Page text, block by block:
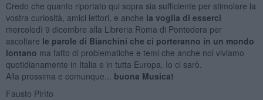
Credo che quanto riportato qui sopra sia sufficiente per stimolare la
vostra curiosità, amici lettori, e anche la voglia di esserci
mercoledì 9 dicembre alla Libreria Roma di Pontedera per
ascoltare le parole di Bianchini che ci porteranno in un mondo
lontano ma fatto di problematiche e temi che anche noi viviamo
quotidianamente in Italia e in tutta Europa. Io ci sarò.
Alla prossima e comunque... buona Musica!
Fausto Pirìto